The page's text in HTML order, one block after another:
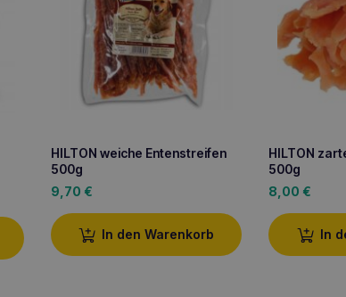
HILTON weiche Entenstreifen
500g
9,70 €
In den Warenkorb
HILTON
500g
8,00 €
In